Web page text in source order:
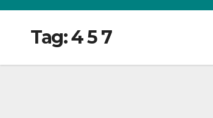
Tag:4 5 7